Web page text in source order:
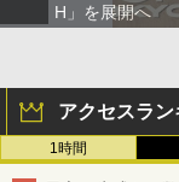
H」を展開へ
アクセスラン
1時間